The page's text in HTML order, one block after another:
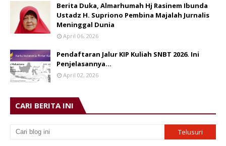
Berita Duka, Almarhumah Hj Rasinem Ibunda
Ustadz H. Supriono Pembina Majalah Jurnalis
Meninggal Dunia
April 06, 2026
Pendaftaran Jalur KIP Kuliah SNBT 2026. Ini
Penjelasannya…
April 02, 2026
CARI BERITA INI